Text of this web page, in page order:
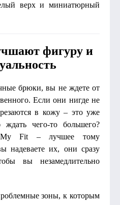
верх и миниатюрный
фигуру и
брюки, вы не ждете от
Если они нигде не
в кожу – это уже
чего-то большего?
Fit – лучшее тому
надеваете их, они сразу
вы незамедлительно
зоны, к которым